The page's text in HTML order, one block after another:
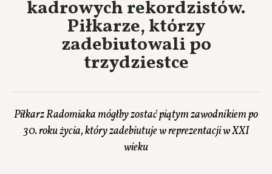
kadrowych rekordzistów.
Piłkarze, którzy
zadebiutowali po
trzydziestce
Piłkarz Radomiaka mógłby zostać piątym zawodnikiem po
30. roku życia, który zadebiutuje w reprezentacji w XXI
wieku